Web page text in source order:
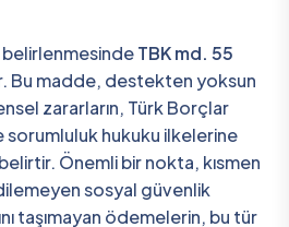
belirlenmesindeTBK md. 55
Bu madde, destekten yoksun
zararların, Türk Borçlar
sorumluluk hukuku ilkelerine
Önemli bir nokta, kısmen
sosyal güvenlik
taşımayan ödemelerin, bu tür